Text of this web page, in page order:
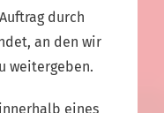
durch
an den wir
weitergeben.
eines